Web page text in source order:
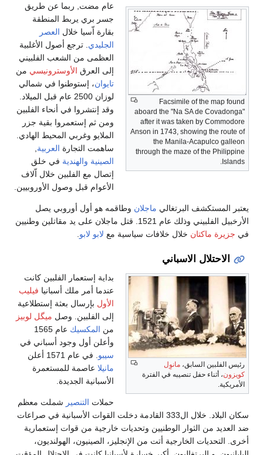
Facsimile of the map found
aboard the "Na SA de Covadonga"
after it was taken by Commodore
Anson in 1743, showing the route of
the Manila-Acapulco galleon
through the maze of the Philippine
Islands.
عام مضت, ربما عن طريق
جسر بري يربط المنطقة
بقارة اّسيا خلال العصر
الجليدي . ترجع أصول الأغلبية
العظمى من الشعب الفلبيني
إلى العرق الأوسترونيسي من
تايوان، إستوطنوا في شمالي
لوزان 2500 عام قبل الميلاد.
وقد إنتشروا في أنحاء الفلبين
ومن ثم إستعمروا بقية جزر
الملايو وغربي المحيط الهادي.
ساهمت التجارة العربية
الصينية والهندية في خلق
إتصال مع الفلبين خلال اّلاف
الأعوام قبل وصول الأوروبيين.
يعتبر المستكشف البرتغالي ماجلان وطاقمه هو أول أوروبي يصل
الأرخبيل الفلبيني وذلك عام 1521. قتل ماجلان على يد مقاتلين وطنيين
في جزيرة ماكتان خلال خلافات سياسية مع لابو لابو
الاحتلال الاسباني
رئيس الفلبين السابق، مانوِل
كويزون، أثناء حفل تنصيبه في الفترة
الأمريكية.
بداية إستعمار الفلبين كانت
عندما أمر ملك أسبانيا فيليب
الأول بإرسال بعثة إستطلاعية
إلى الفلبين. وصل ميگل لوبيز
من المكسيك
عام 1565
وأعلن أول وجود أسباني في
سيبو. في عام 1571 أعلن
مانيلاعاصمة للمستعمرة
الأسبانية الجديدة.
حملات التنصير شملت معظم
سكان البلاد. خلال ال333 القادمة دخلت القوات الأسبانية في صراعات
ضد العديد من الثوار الوطنيين وتحديات خارجية من قوات إستعمارية
أخرى. التحديات الخارجية أتت من الإنجليز، الصينيون، الهولنديون،